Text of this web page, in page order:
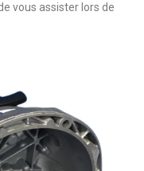
vous assister lors de